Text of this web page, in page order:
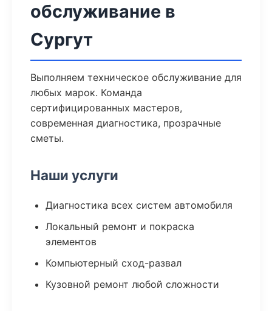
обслуживание в
Сургут
Выполняем техническое обслуживание для
любых марок. Команда
сертифицированных мастеров,
современная диагностика, прозрачные
сметы.
Наши услуги
Диагностика всех систем автомобиля
Локальный ремонт и покраска
элементов
Компьютерный сход-развал
Кузовной ремонт любой сложности